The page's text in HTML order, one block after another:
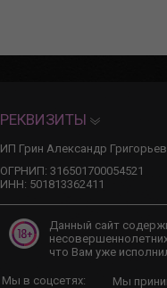
РЕКВИЗИТЫ
ИП Грин Александр
ОГРНИП: 316501700054521
ИНН: 501813362411
Данный сайт
что Вам уже
Мы в соцсетях: Мы